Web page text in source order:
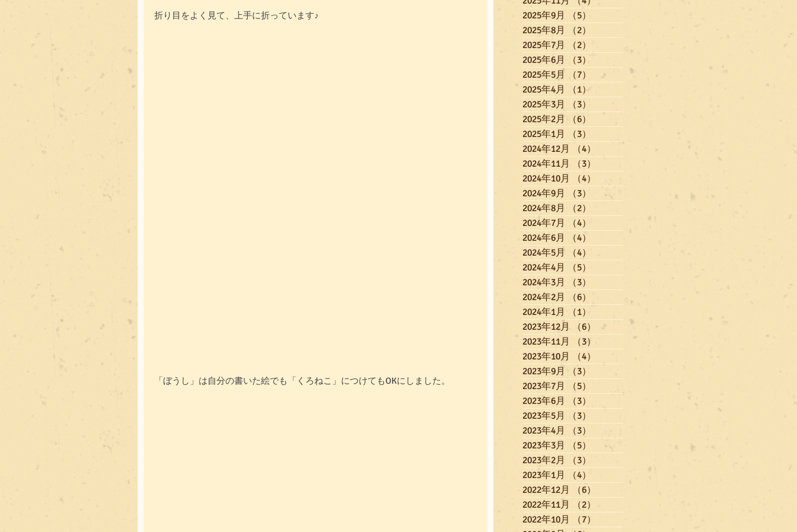
折り目をよく見て、上手に折っています♪
「ぼうし」は自分の書いた絵でも「くろねこ」につけてもOKにしました。
2025年9月
（5）
2025年8月
（2）
2025年7月
（2）
2025年6月
（3）
2025年5月
（7）
7件の記事
2025年4月
（1）
2025年3月
（3）
2025年2月
（6）
2025年1月
（3）
2024年12月
（4）
2024年11月
（3）
2024年10月
（4）
2024年9月
（3）
3件の記事
2024年8月
（2）
2024年7月
（4）
2024年6月
（4）
2024年5月
（4）
2024年4月
（5）
2024年3月
（3）
2024年2月
（6）
2024年1月
（1）
2023年12月
（6）
6件の記事
2023年11月
（3）
3件の記事
2023年10月
（4）
2023年9月
（3）
2023年7月
（5）
2023年6月
（3）
2023年5月
（3）
2023年4月
（3）
2023年3月
（5）
5件の記事
2023年2月
（3）
2023年1月
（4）
2022年12月
（6）
2022年11月
（2）
2022年10月
（7）